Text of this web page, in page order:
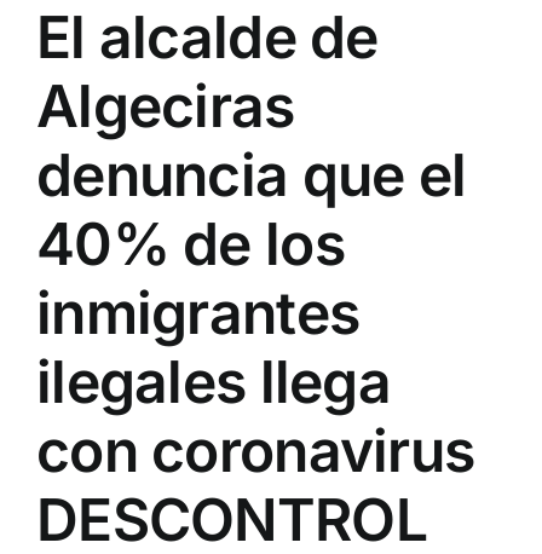
El alcalde de
Algeciras
denuncia que el
40% de los
inmigrantes
ilegales llega
con coronavirus
DESCONTROL